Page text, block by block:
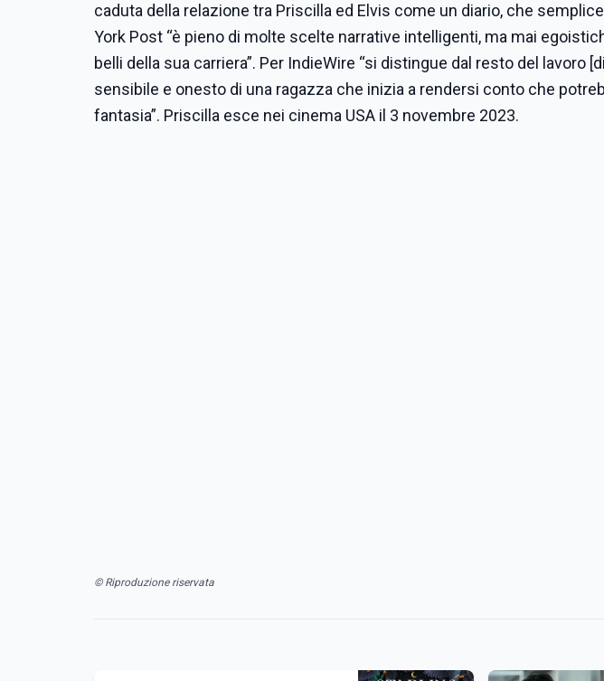
caduta della relazione tra Priscilla ed Elvis come un diario, che
York Post “è pieno di molte scelte narrative intelligenti, ma mai
belli della sua carriera”. Per IndieWire “si distingue dal resto del lavoro
sensibile e onesto di una ragazza che inizia a rendersi conto che
fantasia”. Priscilla esce nei cinema USA il 3 novembre 2023.
© Riproduzione riservata